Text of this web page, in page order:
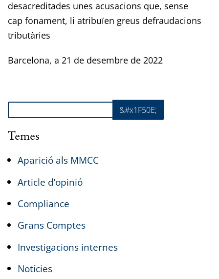
desacreditades unes acusacions que, sense
cap fonament, li atribuïen greus defraudacions
tributàries
Barcelona, a 21 de desembre de 2022
Cerca &#x1F50E;
Temes
Aparició als MMCC
Article d’opinió
Compliance
Grans Comptes
Investigacions internes
Notícies